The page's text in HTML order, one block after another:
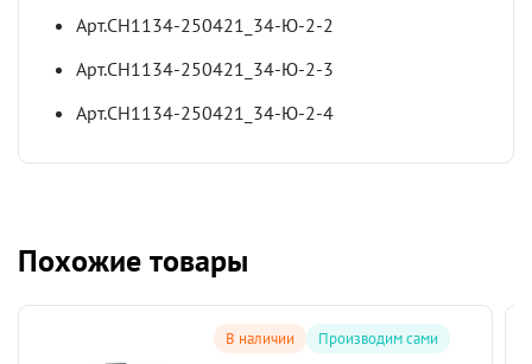
Арт.СН1134-250421_34-Ю-2-2
Арт.СН1134-250421_34-Ю-2-3
Арт.СН1134-250421_34-Ю-2-4
Похожие товары
В наличии Производим сами